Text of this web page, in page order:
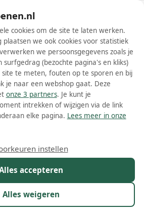
Wis filters Alle filters
1920 schoenen
Kleur 1
cookies om de site te laten werken.
we ook cookies voor statistiek
we persoonsgegevens zoals je
surfgedrag (bezochte pagina's en kliks)
te meten, fouten op te sporen en bij
je naar een webshop gaat. Deze
onze 3 partners. Je kunt je
intrekken of wijzigen via de link
elke pagina. Lees meer in onze
accepteren
Alles weigeren
instellen